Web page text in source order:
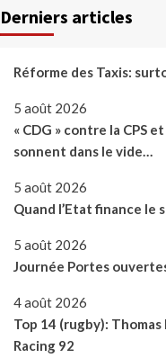
Derniers articles
Réforme des Taxis:
5 août 2026
« CDG » contre la CPS
sonnent dans le vide…
5 août 2026
Quand l’Etat finance le
5 août 2026
Journée Portes
4 août 2026
Top 14 (rugby): Thomas
Racing 92